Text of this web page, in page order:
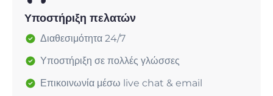
Υποστήριξη πελατών
Διαθεσιμότητα 24/7
Υποστήριξη σε πολλές γλώσσες
Επικοινωνία μέσω live chat & email